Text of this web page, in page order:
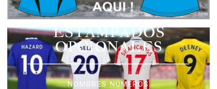
ESTAMPADOS
OPCIONALES
NOMBRES NÚMEROS